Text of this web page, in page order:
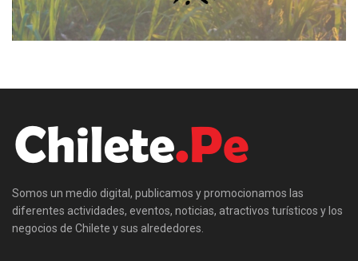
Somos un medio digital, publicamos y promocionamos las
diferentes actividades, eventos, noticias, atractivos turísticos y los
negocios de Chilete y sus alrededores.